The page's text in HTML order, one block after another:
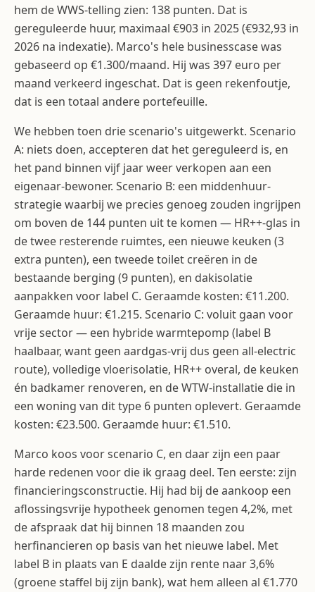
hem de WWS-telling zien: 138 punten. Dat is
gereguleerde huur, maximaal €903 in 2025 (€932,93 in
2026 na indexatie). Marco's hele businesscase was
gebaseerd op €1.300/maand. Hij was 397 euro per
maand verkeerd ingeschat. Dat is geen rekenfoutje,
dat is een totaal andere portefeuille.
We hebben toen drie scenario's uitgewerkt. Scenario
A: niets doen, accepteren dat het gereguleerd is, en
het pand binnen vijf jaar weer verkopen aan een
eigenaar-bewoner. Scenario B: een middenhuur-
strategie waarbij we precies genoeg zouden ingrijpen
om boven de 144 punten uit te komen — HR++-glas in
de twee resterende ruimtes, een nieuwe keuken (3
extra punten), een tweede toilet creëren in de
bestaande berging (9 punten), en dakisolatie
aanpakken voor label C. Geraamde kosten: €11.200.
Geraamde huur: €1.215. Scenario C: voluit gaan voor
vrije sector — een hybride warmtepomp (label B
haalbaar, want geen aardgas-vrij dus geen all-electric
route), volledige vloerisolatie, HR++ overal, de keuken
én badkamer renoveren, en de WTW-installatie die in
een woning van dit type 6 punten oplevert. Geraamde
kosten: €23.500. Geraamde huur: €1.510.
Marco koos voor scenario C, en daar zijn een paar
harde redenen voor die ik graag deel. Ten eerste: zijn
financieringsconstructie. Hij had bij de aankoop een
aflossingsvrije hypotheek genomen tegen 4,2%, met
de afspraak dat hij binnen 18 maanden zou
herfinancieren op basis van het nieuwe label. Met
label B in plaats van E daalde zijn rente naar 3,6%
(groene staffel bij zijn bank), wat hem alleen al €1.770